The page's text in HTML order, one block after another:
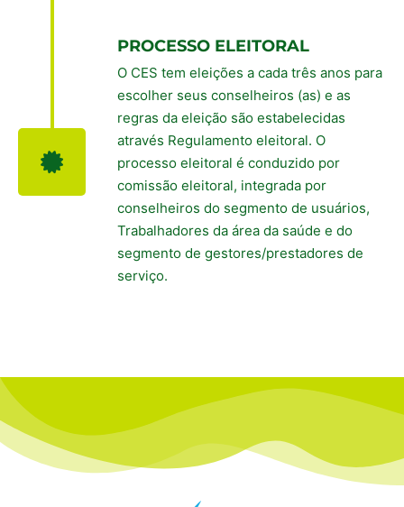
PROCESSO ELEITORAL
O CES tem eleições a cada três anos para
escolher seus conselheiros (as) e as
regras da eleição são estabelecidas
através Regulamento eleitoral. O
processo eleitoral é conduzido por
comissão eleitoral, integrada por
conselheiros do segmento de usuários,
Trabalhadores da área da saúde e do
segmento de gestores/prestadores de
serviço.